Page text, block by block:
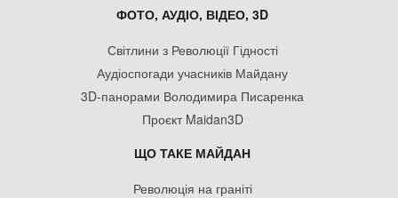
ФОТО, АУДІО, ВІДЕО, 3D
Світлини з Революції Гідності
Аудіоспогади учасників Майдану
3D-панорами Володимира Писаренка
Проєкт Maidan3D
ЩО ТАКЕ МАЙДАН
Революція на граніті